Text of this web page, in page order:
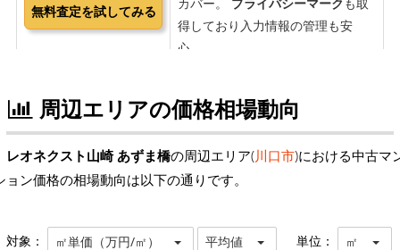
周辺エリアの価格相場動向
レオネクスト山崎 あずま橋の周辺エリア(川口市)における中古マ
ョン価格の相場動向は以下の通りです。
対象： ㎡単価（万円/㎡） 平均値 単位： ㎡